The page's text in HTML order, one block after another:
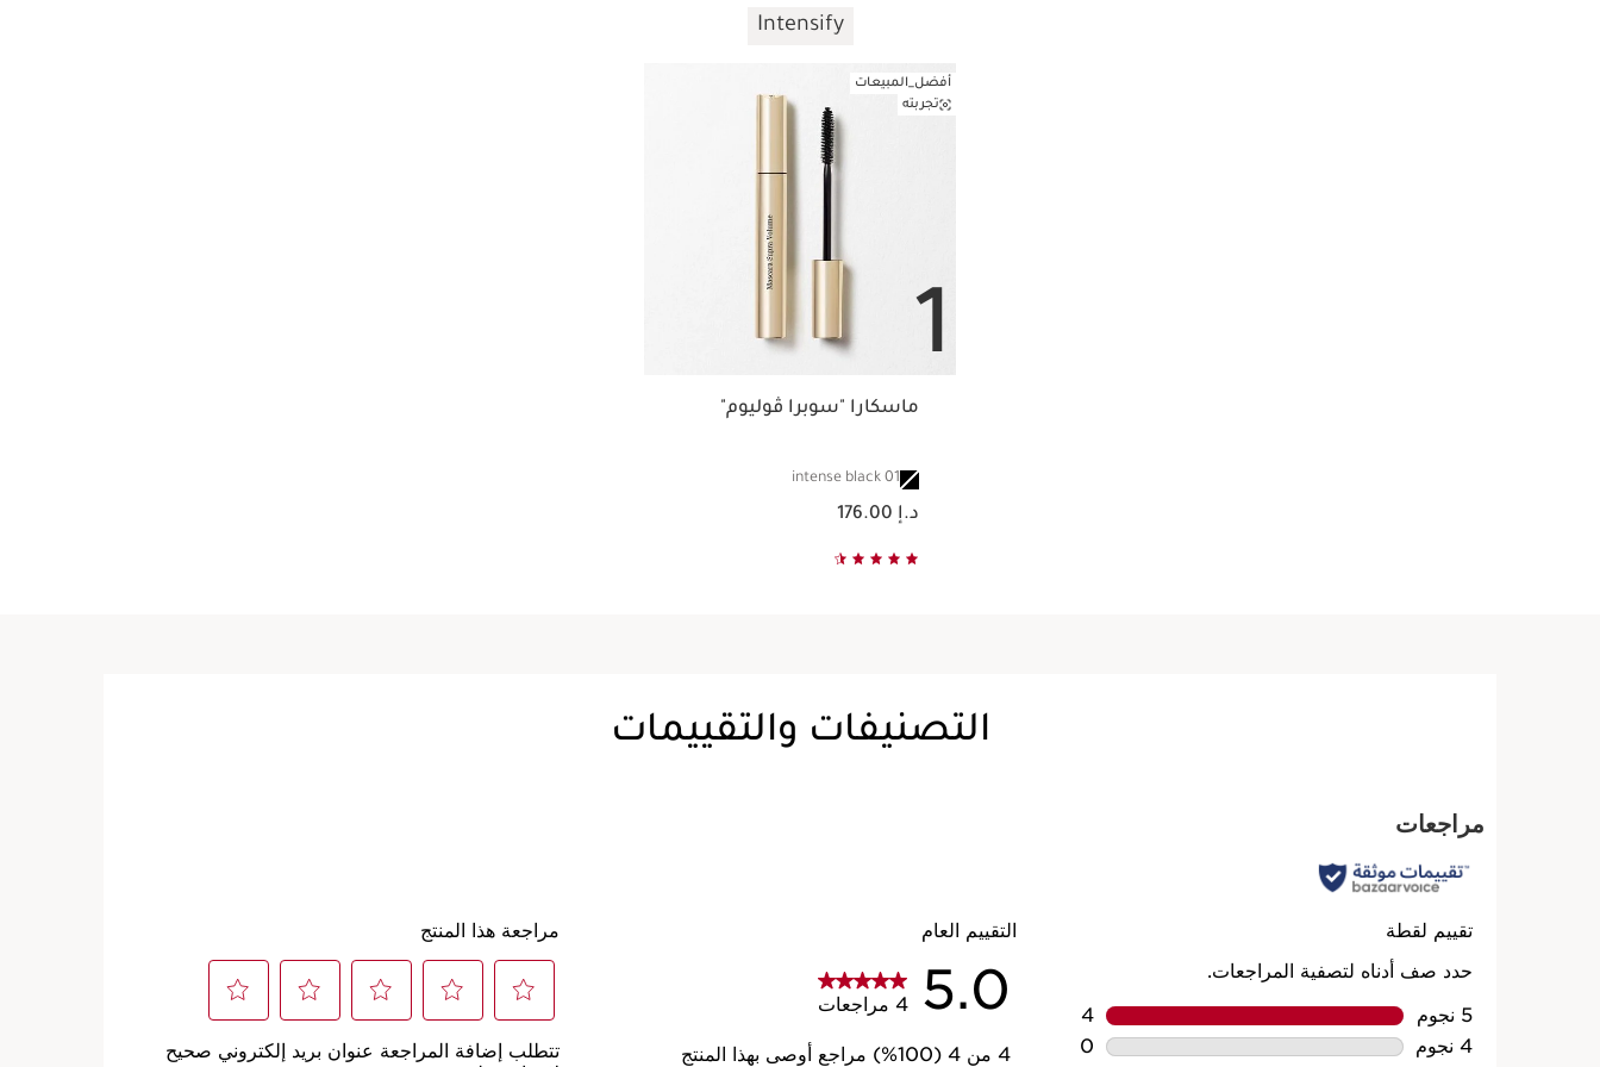
Intensify
1
أفضل_المبيعات
تجربته
ماسكارا "سوبرا ڤوليوم"
01 intense black
السعر الحالي هو د.إ 176.00
د.إ 176.00
التصنيفات والتقييمات